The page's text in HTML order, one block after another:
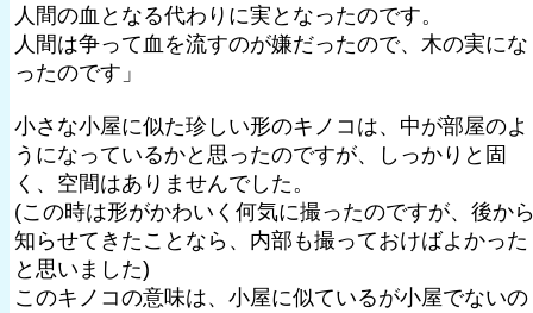
人間の血となる代わりに実となったのです。
人間は争って血を流すのが嫌だったので、木の実にな
ったのです」
小さな小屋に似た珍しい形のキノコは、中が部屋のよ
うになっているかと思ったのですが、しっかりと固
く、空間はありませんでした。
(この時は形がかわいく何気に撮ったのですが、後か
知らせてきたことなら、内部も撮っておけばよかった
と思いました)
このキノコの意味は、小屋に似ているが小屋でないの